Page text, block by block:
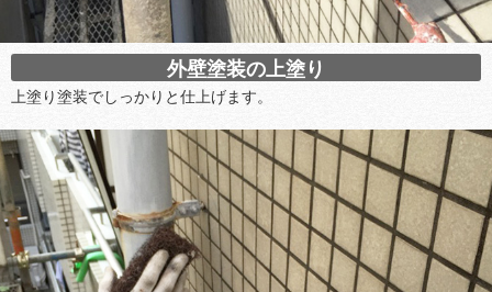
外壁塗装の上塗り
上塗り塗装でしっかりと仕上げます。